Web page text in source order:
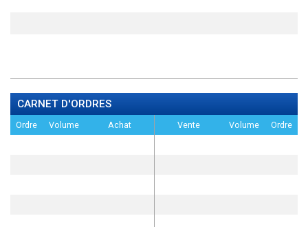
CARNET D'ORDRES
Ordre Volume Achat Vente Volume Ordre